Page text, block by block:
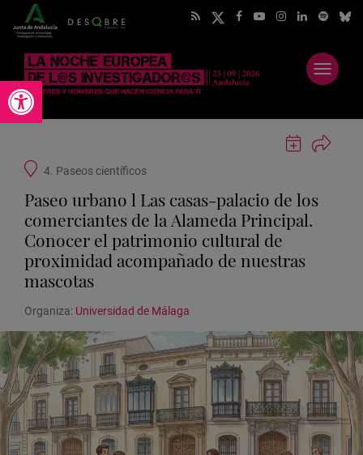
Abrir barra de herramientas
Abrir
menú
Guardar
actividad
Calendar
Ubicación
la
actividad
4. Paseos científicos
Paseo urbano l Las casas-palacio de los
comerciantes de la Alameda Principal.
Conocer el patrimonio cultural de
proximidad acompañado de nuestras
mascotas
Organiza: Universidad de Málaga